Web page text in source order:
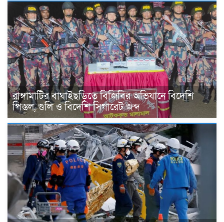
রাঙ্গামাটির বাঘাইছড়িতে বিজিবির অভিযানে বিদেশি
পিস্তল, গুলি ও বিদেশি সিগারেট জব্দ